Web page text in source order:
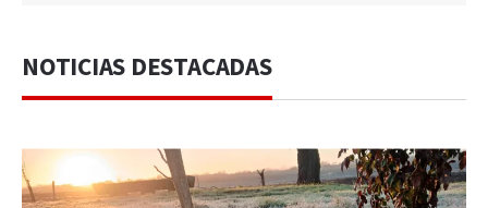
NOTICIAS DESTACADAS